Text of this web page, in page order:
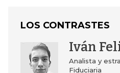
LOS CONTRASTES
Iván
Analista y
Fiduciaria